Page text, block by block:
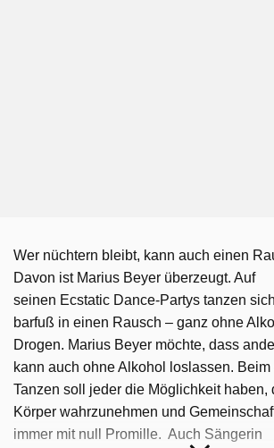
Wer nüchtern bleibt, kann auch einen
Davon ist Marius Beyer überzeugt. Auf
seinen Ecstatic Dance-Partys tanzen
barfuß in einen Rausch – ganz ohne
Drogen. Marius Beyer möchte, dass
kann auch ohne Alkohol loslassen. Beim
Tanzen soll jeder die Möglichkeit haben,
Körper wahrzunehmen und
immer mit null Promille. Auch Sängerin